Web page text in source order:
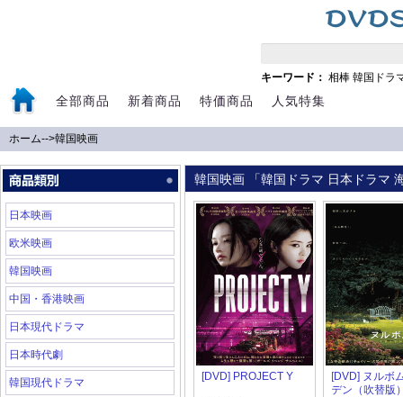
キーワード： 相棒 韓国ドラ
全部商品 新着商品 特価商品 人気特集
ホーム-->韓国映画
日本映画
欧米映画
韓国映画
中国・香港映画
日本現代ドラマ
日本時代劇
韓国現代ドラマ
韓国映画 「韓国ドラマ 日本ドラマ
[DVD] PROJECT Y
[DVD] ヌルボ
デン（吹替版